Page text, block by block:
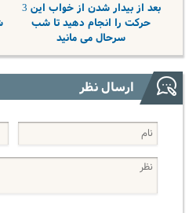
بعد از بیدار شدن از خواب این 3
حرکت را انجام دهید تا شب
سرحال می مانید
ارسال نظر